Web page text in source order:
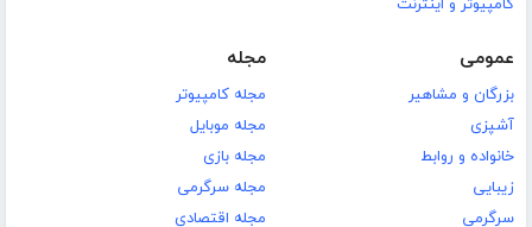
کامپیوتر و اینترنت
عمومی
بزرگان و مشاهیر
آشپزی
خانواده و روابط
زیبایی
سرگرمی
مجله
مجله کامپیوتر
مجله موبایل
مجله بازی
مجله سرگرمی
مجله اقتصادی